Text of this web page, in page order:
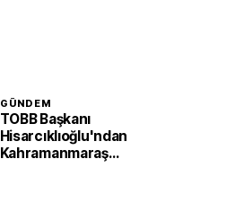
GÜNDEM
TOBB Başkanı
Hisarcıklıoğlu'ndan
Kahramanmaraş